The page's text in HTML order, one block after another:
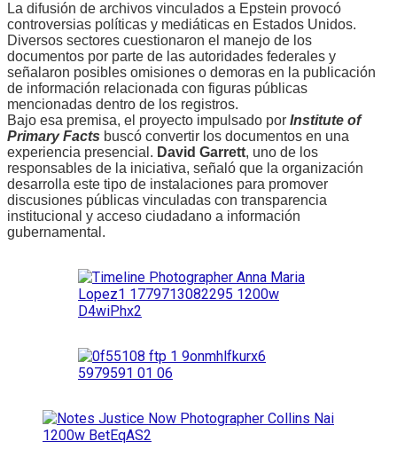
La difusión de archivos vinculados a Epstein provocó
controversias políticas y mediáticas en Estados Unidos.
Diversos sectores cuestionaron el manejo de los
documentos por parte de las autoridades federales y
señalaron posibles omisiones o demoras en la publicación
de información relacionada con figuras públicas
mencionadas dentro de los registros.
Bajo esa premisa, el proyecto impulsado por Institute of
Primary Facts buscó convertir los documentos en una
experiencia presencial. David Garrett, uno de los
responsables de la iniciativa, señaló que la organización
desarrolla este tipo de instalaciones para promover
discusiones públicas vinculadas con transparencia
institucional y acceso ciudadano a información
gubernamental.